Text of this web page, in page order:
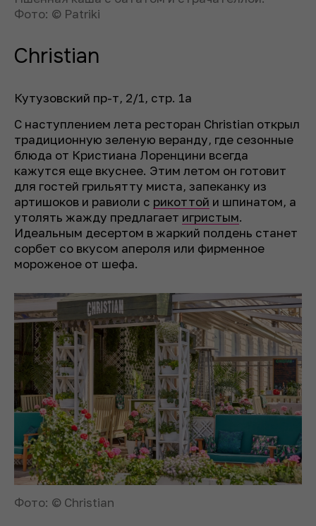
Фото: © Patriki
Christian
Кутузовский пр-т, 2/1, стр. 1а
С наступлением лета ресторан Christian открыл
традиционную зеленую веранду, где сезонные
блюда от Кристиана Лоренцини всегда
кажутся еще вкуснее. Этим летом он готовит
для гостей грильятту миста, запеканку из
артишоков и равиоли с рикоттой и шпинатом, а
утолять жажду предлагает игристым.
Идеальным десертом в жаркий полдень станет
сорбет со вкусом апероля или фирменное
мороженое от шефа.
Фото: © Christian